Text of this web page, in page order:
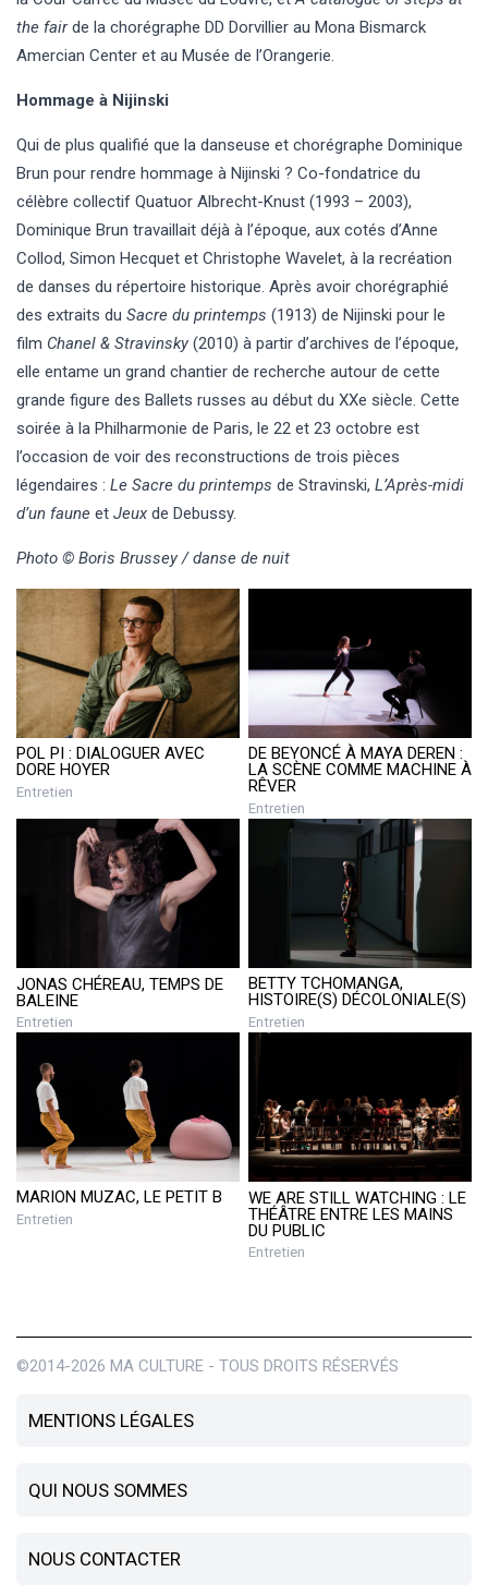
the fairde la chorégraphe DD Dorvillier au Mona Bismarck
Amercian Center et au Musée de l’Orangerie.
Hommage à Nijinski
Qui de plus qualifié que la danseuse et chorégraphe Dominique
Brun pour rendre hommage à Nijinski ? Co-fondatrice du
célèbre collectif Quatuor Albrecht-Knust (1993 – 2003),
Dominique Brun travaillait déjà à l’époque, aux cotés d’Anne
Collod, Simon Hecquet et Christophe Wavelet, à la recréation
de danses du répertoire historique. Après avoir chorégraphié
des extraits du Sacre du printemps (1913) de Nijinski pour le
film Chanel & Stravinsky(2010) à partir d’archives de l’époque,
elle entame un grand chantier de recherche autour de cette
grande figure des Ballets russes au début du XXe siècle. Cette
soirée à la Philharmonie de Paris, le 22 et 23 octobre est
l’occasion de voir des reconstructions de trois pièces
légendaires : Le Sacre du printemps de Stravinski, L’Après-midi
d’un faune et Jeux de Debussy.
Photo © Boris Brussey / danse de nuit
POL PI : DIALOGUER AVEC
DORE HOYER
Entretien
DE BEYONCÉ À MAYA DEREN :
LA SCÈNE COMME MACHINE À
RÊVER
Entretien
JONAS CHÉREAU, TEMPS DE
BALEINE
Entretien
BETTY TCHOMANGA,
HISTOIRE(S) DÉCOLONIALE(S)
Entretien
MARION MUZAC, LE PETIT B
Entretien
WE ARE STILL WATCHING : LE
THÉÂTRE ENTRE LES MAINS
DU PUBLIC
Entretien
©2014-2026 MA CULTURE - TOUS DROITS RÉSERVÉS
MENTIONS LÉGALES
QUI NOUS SOMMES
NOUS CONTACTER